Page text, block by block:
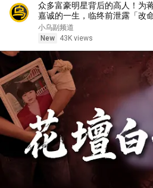
众多富豪明星背后的高人！为
嘉诚的一生，临终前泄露「改
忙碌碌却赚不到钱？1小时中间
Xiaowu 小乌]
小乌副频道
New
43K views